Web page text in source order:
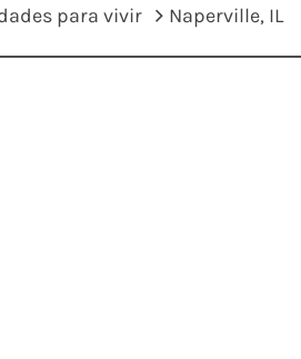
para vivir Naperville, IL